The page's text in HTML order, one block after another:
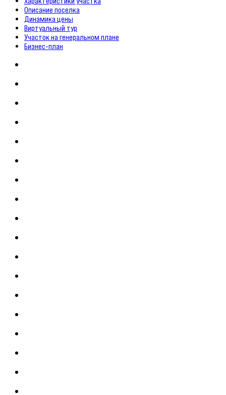
Описание поселка
Динамика цены
Виртуальный тур
Участок на генеральном плане
Бизнес-план